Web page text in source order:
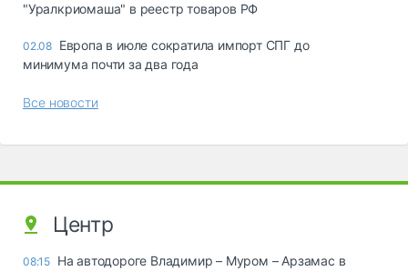
"Уралкриомаша" в реестр товаров РФ
02.08 Европа в июле сократила импорт СПГ до
минимума почти за два года
Все новости
Центр
08:15 На автодороге Владимир – Муром – Арзамас в